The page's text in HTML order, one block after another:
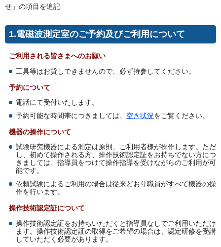
せ」の項目を追記
1.電磁波測定室のご予約及びご利用について
ご利用される皆さまへのお願い
工具等はお貸しできませんので、必ず持参してください。
予約について
電話にて受付いたします。
予約可能な時間帯につきましては、 空き状況をご覧ください。
機器の操作について
試験研究機器による測定は原則、ご利用者様が操作します。ただ
し、初めて操作される方、操作技術認定証をお持ちでない方につ
きましては、指導員をつけて操作指導を受けながらのご利用が可
能です。
依頼試験によるご利用の場合は従来どおり職員がすべて機器の操
作を行います。
操作技術認定証について
操作技術認定証をお持ちいただくと指導員なしでご利用いただけ
ます。操作技術認定証の取得をご希望の場合は、認定研修を受講
していただく必要があります。